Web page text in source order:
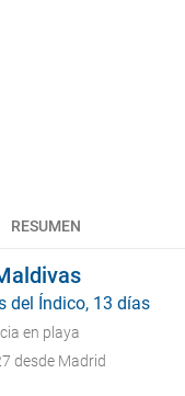
RESUMEN
del Índico, 13 días
en playa
desde Madrid